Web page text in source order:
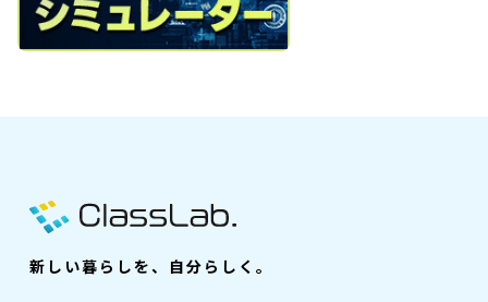
新しい暮らしを、自分らしく。